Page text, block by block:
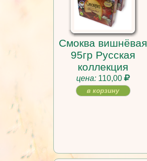
Смоква вишнёвая
95гр Русская
коллекция
цена: 110,00
в корзину